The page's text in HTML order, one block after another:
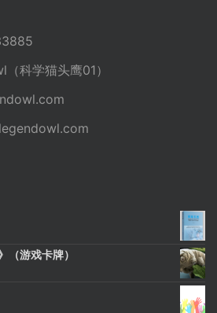
学猫头鹰01）
（游戏卡牌）